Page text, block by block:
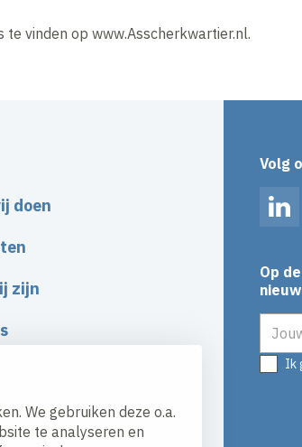
We gebruiken deze o.a.
te analyseren en
vinden op www.Asscherkwartier.nl.
doen
zijn
Volg
Op
Ik